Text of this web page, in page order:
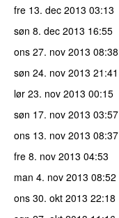
fre 13. dec 2013 03:13
søn 8. dec 2013 16:55
ons 27. nov 2013 08:38
søn 24. nov 2013 21:41
lør 23. nov 2013 00:15
søn 17. nov 2013 03:57
ons 13. nov 2013 08:37
fre 8. nov 2013 04:53
man 4. nov 2013 08:52
ons 30. okt 2013 22:18